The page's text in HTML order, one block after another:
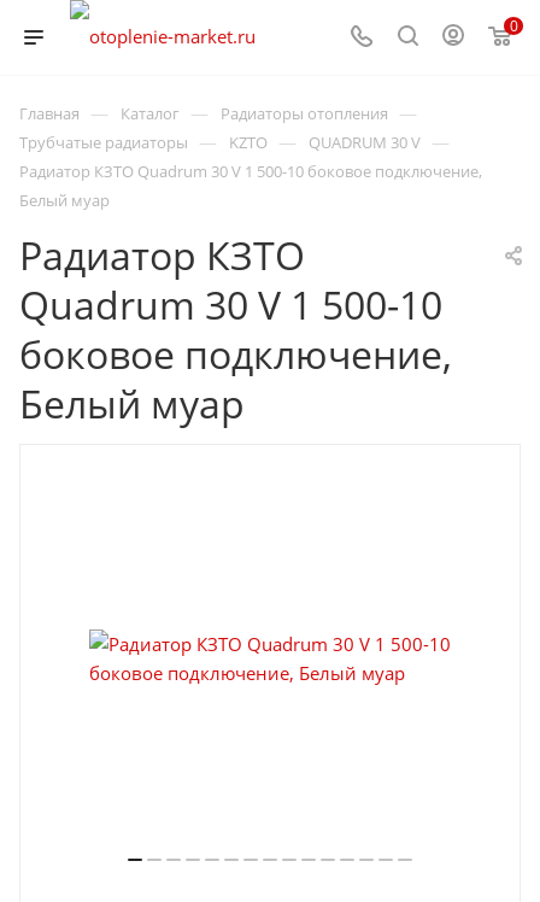
0
Главная — Каталог — Радиаторы отопления —
Трубчатые радиаторы — KZTO — QUADRUM 30 V —
Радиатор КЗТО Quadrum 30 V 1 500-10 боковое подключение,
Белый муар
Радиатор КЗТО
Quadrum 30 V 1 500-10
боковое подключение,
Белый муар